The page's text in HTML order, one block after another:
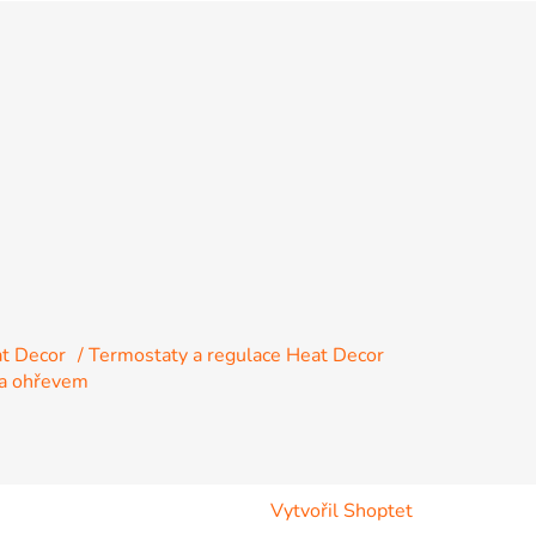
Decor / Termostaty a regulace Heat Decor
ohřevem
Vytvořil Shoptet